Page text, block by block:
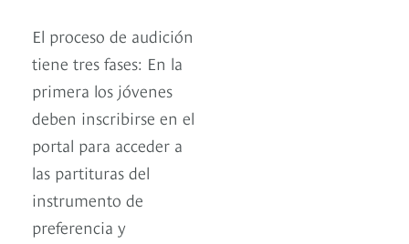
El proceso de audición
tiene tres fases: En la
primera los jóvenes
deben inscribirse en el
portal para acceder a
las partituras del
instrumento de
preferencia y